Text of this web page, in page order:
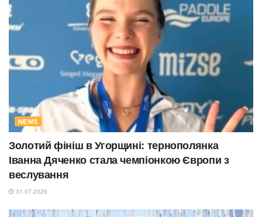
NEWS
Золотий фініш в Угорщині: тернополянка
Іванна Дяченко стала чемпіонкою Європи з
веслування
31.07.2026